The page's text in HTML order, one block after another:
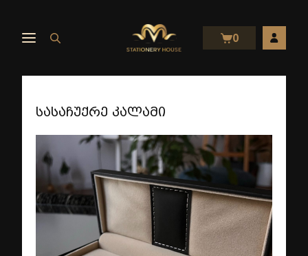
0
სასაჩუქრე კალამი